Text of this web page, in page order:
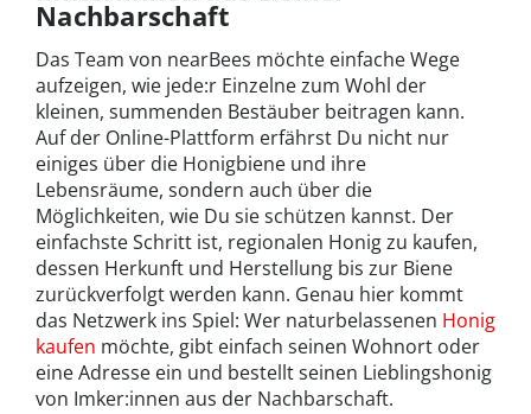
Nachbarschaft
Das Team von nearBees möchte einfache Wege
aufzeigen, wie jede:r Einzelne zum Wohl der
kleinen, summenden Bestäuber beitragen kann.
Auf der Online-Plattform erfährst Du nicht nur
einiges über die Honigbiene und ihre
Lebensräume, sondern auch über die
Möglichkeiten, wie Du sie schützen kannst. Der
einfachste Schritt ist, regionalen Honig zu kaufen,
dessen Herkunft und Herstellung bis zur Biene
zurückverfolgt werden kann. Genau hier kommt
das Netzwerk ins Spiel: Wer naturbelassenen Honig
kaufen möchte, gibt einfach seinen Wohnort oder
eine Adresse ein und bestellt seinen Lieblingshonig
von Imker:innen aus der Nachbarschaft.